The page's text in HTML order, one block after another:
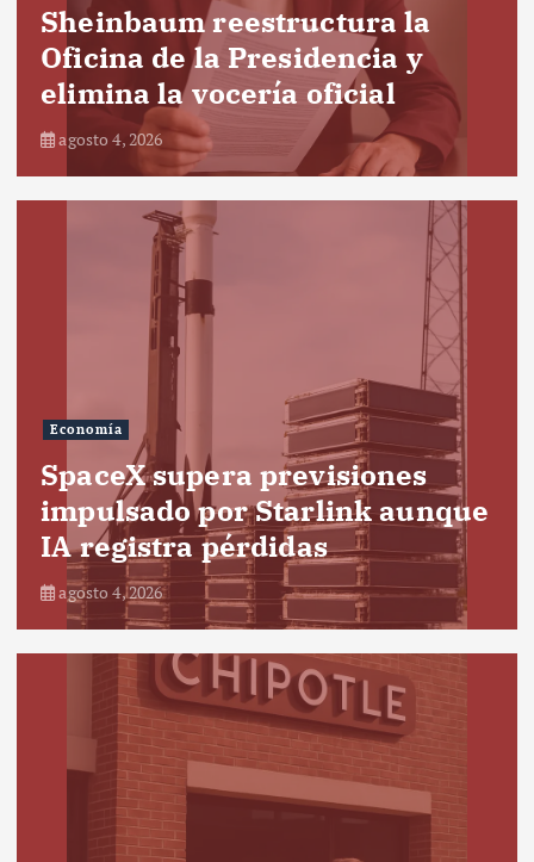
Sheinbaum reestructura la
Oficina de la Presidencia y
elimina la vocería oficial
agosto 4, 2026
Economía
SpaceX supera previsiones
impulsado por Starlink aunque
IA registra pérdidas
agosto 4, 2026